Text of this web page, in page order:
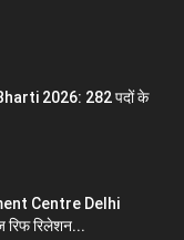
2026: 282 पदों के
Centre Delhi
रिलेशन...